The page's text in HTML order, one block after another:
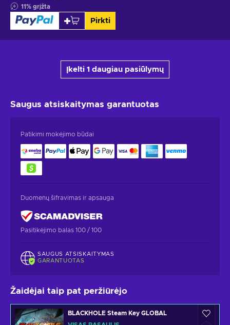
11% grįžta
Pirkti
Įkelti 1 daugiau pasiūlymų
Saugus atsiskaitymas garantuotas
Patikimi mokėjimo būdai
Duomenų šifravimas ir apsauga
Pasitikėjimo balas 100 / 100
SAUGUS ATSISKAITYMAS
GARANTUOTAS
Žaidėjai taip pat peržiūrėjo
BLACKHOLE Steam Key GLOBAL